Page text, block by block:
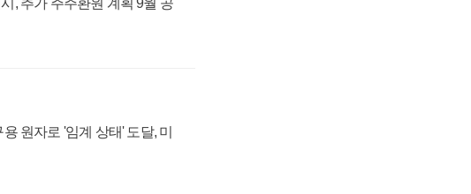
, 추가 주주환원 계획 9월 공
원자로 '임계 상태' 도달, 미